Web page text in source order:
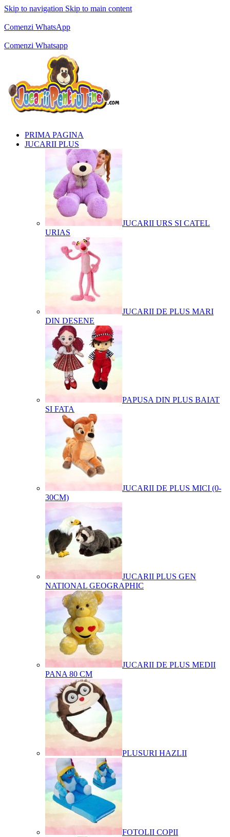
Skip to navigation Skip to main content
Comenzi WhatsApp
Comenzi Whatsapp
PRIMA PAGINA
JUCARII PLUS
JUCARII URS SI CATEL
URIAS
JUCARII DE PLUS MARI
DIN DESENE
PAPUSA DIN PLUS BAIAT
SI FATA
JUCARII DE PLUS MICI (0-
30CM)
JUCARII PLUS GEN
NATIONAL GEOGRAPHIC
JUCARII DE PLUS MEDII
PANA 80 CM
PLUSURI HAZLII
FOTOLII COPII